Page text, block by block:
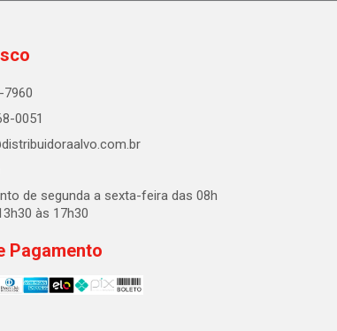
7960
0051
de segunda a sexta-feira das 08h
às 17h30
Pagamento